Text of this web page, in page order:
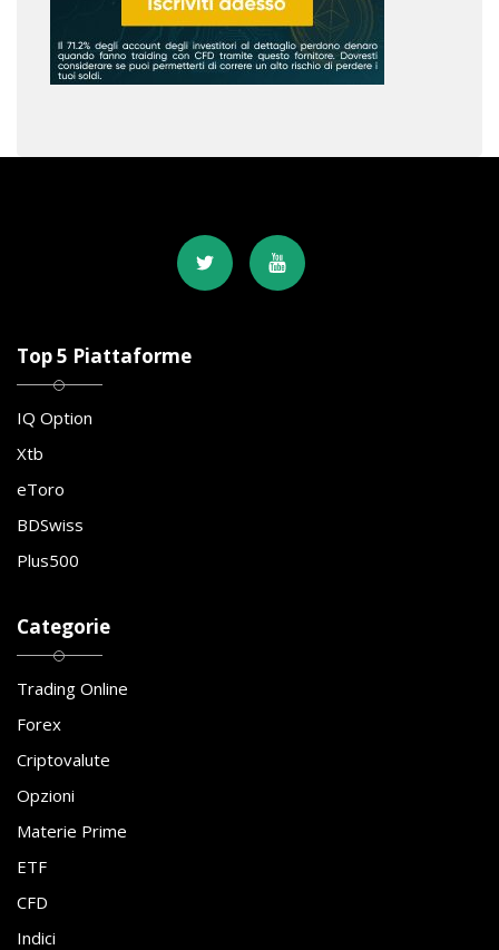
Top 5 Piattaforme
IQ Option
Xtb
eToro
BDSwiss
Plus500
Categorie
Trading Online
Forex
Criptovalute
Opzioni
Materie Prime
ETF
CFD
Indici